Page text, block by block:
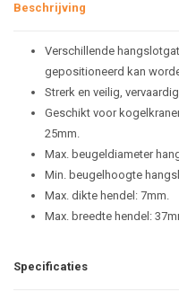
Beschrijving
Verschillende
gepositioneerd kan
Strerk en veilig,
Geschikt voor
25mm.
Max. beugeldiameter
Min. beugelhoogte
Max. dikte hendel: 7mm.
Max. breedte hendel:
Specificaties